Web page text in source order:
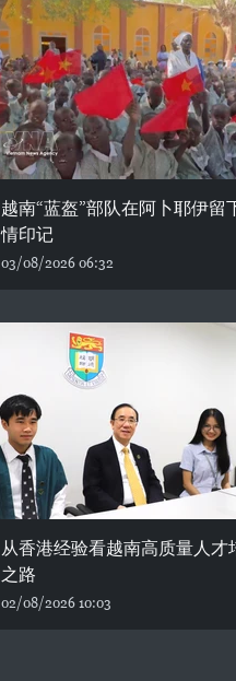
越南“蓝盔”部队在阿卜耶伊留
情印记
03/08/2026 06:32
从香港经验看越南高质量人才
之路
02/08/2026 10:03